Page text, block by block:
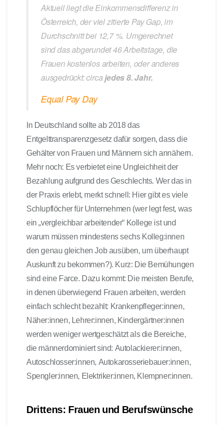
Aktuell liegt die Einkommensdifferenz in
Österreich, der viel zitierte Pay Gap, im
Durchschnitt bei 12,7 %. Umgerechnet
sind das abgerundet 46 Arbeitstage, die
Frauen kostenlos arbeiten, oder anderes
ausgedrückt: circajedes 8. Jahr.
Equal Pay Day
In Deutschland sollte ab 2018 das
Entgelttransparenzgesetz dafür sorgen, dass die
Gehälter von Frauen und Männern sich annähern.
Mehr noch: Es verbietet eine Ungleichheit der
Bezahlung aufgrund des Geschlechts. Wer das in
der Praxis erlebt, merkt schnell: Hier gibt es viele
Schlupflöcher für Unternehmen (wer legt fest, was
ein „vergleichbar arbeitender“ Kollege ist und
warum müssen mindestens sechs Kolleg:innen
den genau gleichen Job ausüben, um überhaupt
Auskunft zu bekommen?). Kurz: Die Bemühungen
sind eine Farce. Dazu kommt: Die meisten Berufe,
in denen überwiegend Frauen arbeiten, werden
einfach schlecht bezahlt: Krankenpfleger:innen,
Näher:innen, Lehrer:innen, Kindergärtner:innen
werden weniger wertgeschätzt als die Bereiche,
die männerdominiert sind: Autolackierer:innen,
Autoschlosser:innen, Autokarosseriebauer:innen,
Spengler:innen, Elektriker:innen, Klempner:innen.
Drittens: Frauen und Berufswünsche